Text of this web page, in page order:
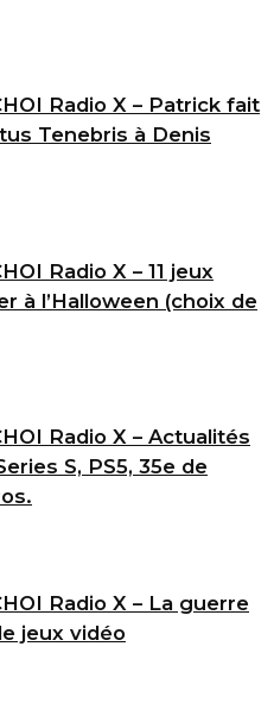
Radio X – Patrick fait
Tenebris à Denis
Radio X – 11 jeux
à l’Halloween (choix de
Radio X – Actualités
S, PS5, 35e de
Radio X – La guerre
jeux vidéo